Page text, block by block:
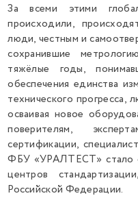
За всеми этими
происходили,
люди, честным и
сохранившие
тяжёлые годы,
обеспечения единства
технического прогресса,
осваивая новое
поверителям,
сертификации,
ФБУ «УРАЛТЕСТ» стало
центров
Российской Федерации.